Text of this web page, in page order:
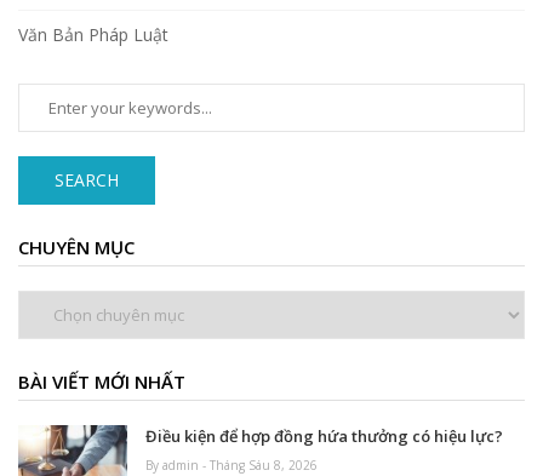
Văn Bản Pháp Luật
SEARCH
CHUYÊN MỤC
BÀI VIẾT MỚI NHẤT
Điều kiện để hợp đồng hứa thưởng có hiệu lực?
By admin - Tháng Sáu 8, 2026